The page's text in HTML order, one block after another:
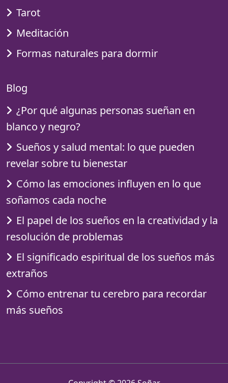
Tarot
Meditación
Formas naturales para dormir
Blog
¿Por qué algunas personas sueñan en
blanco y negro?
Sueños y salud mental: lo que pueden
revelar sobre tu bienestar
Cómo las emociones influyen en lo que
soñamos cada noche
El papel de los sueños en la creatividad y la
resolución de problemas
El significado espiritual de los sueños más
extraños
Cómo entrenar tu cerebro para recordar
más sueños